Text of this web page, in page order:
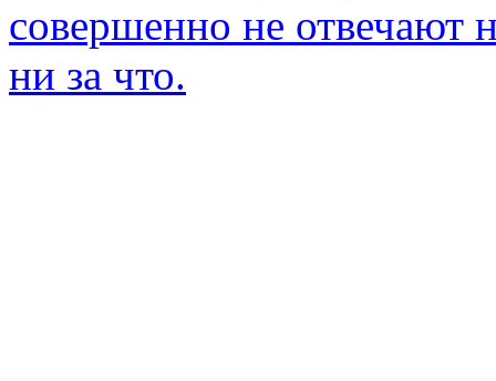
совершенно не отвечают
ни за что.